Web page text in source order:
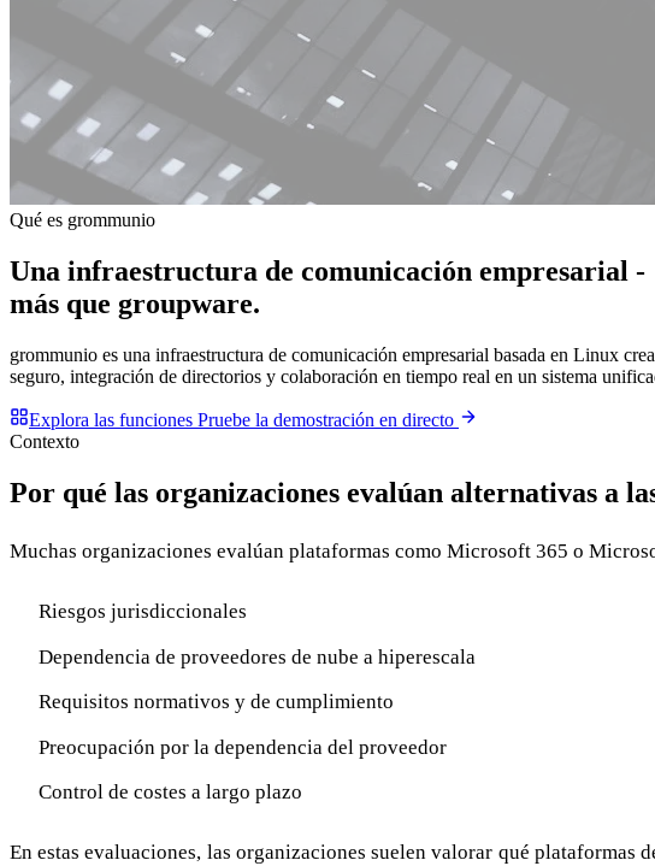
Qué es grommunio
Una infraestructura de comunicación empresarial -
más que groupware.
grommunio es una infraestructura de comunicación empresarial basada en Linux
seguro, integración de directorios y colaboración en tiempo real en un sistema
Explora las funciones Pruebe la demostración en directo
Contexto
Por qué las organizaciones evalúan alternativas a
Muchas organizaciones evalúan plataformas como Microsoft 365 o
Riesgos jurisdiccionales
Dependencia de proveedores de nube a hiperescala
Requisitos normativos y de cumplimiento
Preocupación por la dependencia del proveedor
Control de costes a largo plazo
En estas evaluaciones, las organizaciones suelen valorar qué